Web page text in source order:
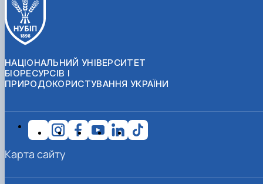
НАЦІОНАЛЬНИЙ УНІВЕРСИТЕТ
БІОРЕСУРСІВ І
ПРИРОДОКОРИСТУВАННЯ УКРАЇНИ
Карта сайту